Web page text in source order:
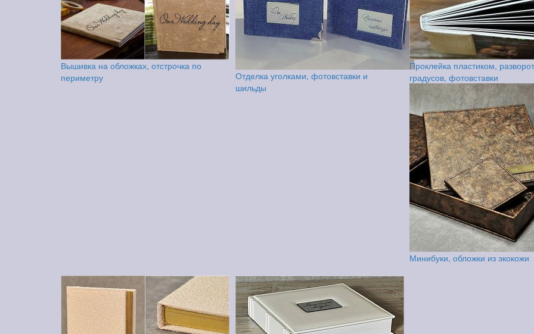
Вышивка на обложках, отстрочка по
периметру
Отделка уголками, фотовставки и
шильды
Проклейка пластиком,
градусов, фотовставки
Минибуки, обложки из экокожи